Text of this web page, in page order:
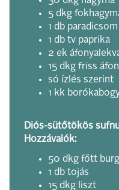
5 dkg
1 db paradicsom
1 db tv paprika
2 ek
15 dkg friss
só ízlés szerint
1 kk
Diós-sütőtökös
Hozzávalók:
50 dkg főtt
1 db tojás
15 dkg liszt